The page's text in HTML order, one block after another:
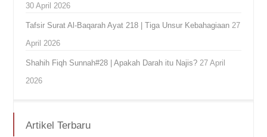
30 April 2026
Tafsir Surat Al-Baqarah Ayat 218 | Tiga Unsur Kebahagiaan 27
April 2026
Shahih Fiqh Sunnah#28 | Apakah Darah itu Najis? 27 April
2026
Artikel Terbaru